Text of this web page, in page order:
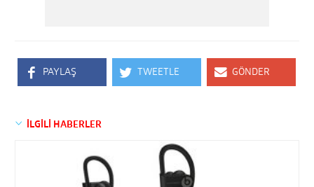
PAYLAŞ TWEETLE GÖNDER
İLGİLİ HABERLER